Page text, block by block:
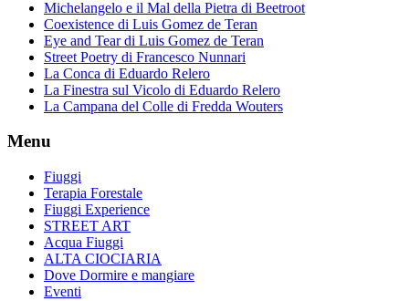
Michelangelo e il Mal della Pietra di Beetroot
Coexistence di Luis Gomez de Teran
Eye and Tear di Luis Gomez de Teran
Street Poetry di Francesco Nunnari
La Conca di Eduardo Relero
La Finestra sul Vicolo di Eduardo Relero
La Campana del Colle di Fredda Wouters
Menu
Fiuggi
Terapia Forestale
Fiuggi Experience
STREET ART
Acqua Fiuggi
ALTA CIOCIARIA
Dove Dormire e mangiare
Eventi